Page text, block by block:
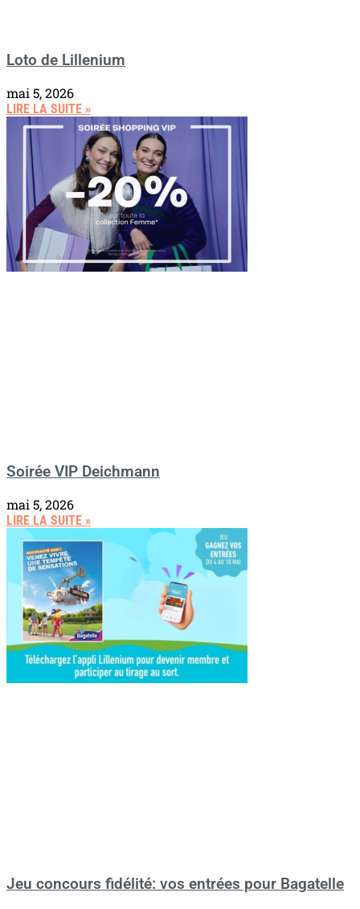
Loto de Lillenium
mai 5, 2026
LIRE LA SUITE »
Soirée VIP Deichmann
mai 5, 2026
LIRE LA SUITE »
Jeu concours fidélité: vos entrées pour Bagatelle